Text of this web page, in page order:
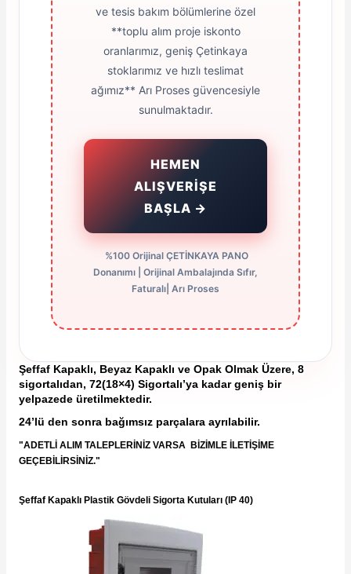
ve tesis bakım bölümlerine özel
**toplu alım proje iskonto
oranlarımız, geniş Çetinkaya
stoklarımız ve hızlı teslimat
ağımız** Arı Proses güvencesiyle
sunulmaktadır.
HEMEN
ALIŞVERİŞE
BAŞLA →
%100 Orijinal ÇETİNKAYA PANO
Donanımı | Orijinal Ambalajında Sıfır,
Faturalı| Arı Proses
Şeffaf Kapaklı, Beyaz Kapaklı ve Opak Olmak Üzere, 8
sigortalıdan, 72(18×4) Sigortalı’ya kadar geniş bir
yelpazede üretilmektedir.
24’lü den sonra bağımsız parçalara ayrılabilir.
"ADETLİ ALIM TALEPLERİNİZ VARSA BİZİMLE İLETİŞİME
GEÇEBİLİRSİNİZ."
Şeffaf Kapaklı Plastik Gövdeli Sigorta Kutuları (IP 40)